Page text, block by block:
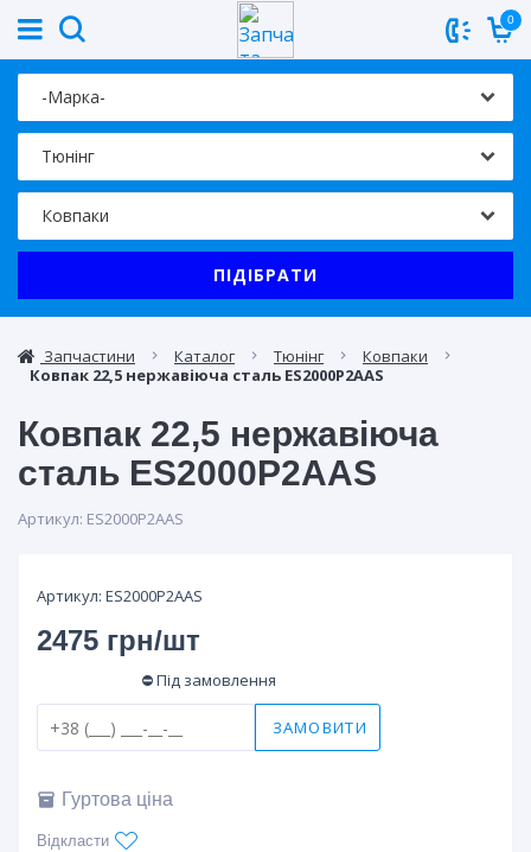
0
ПІДІБРАТИ
Запчастини Каталог Тюнінг
Ковпаки
Ковпак 22,5 нержавіюча сталь ES2000P2AAS
Ковпак 22,5 нержавіюча
сталь ES2000P2AAS
Артикул: ES2000P2AAS
Артикул: ES2000P2AAS
2475 грн/шт
⛔ Під замовлення
ЗАМОВИТИ
Гуртова ціна
Відкласти